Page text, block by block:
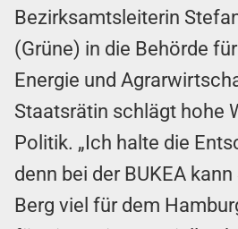
Bezirksamtsleiterin
(Grüne) in die Behörde
Energie und
Staatsrätin schlägt hohe
Politik. „Ich halte die
denn bei der BUKEA
Berg viel für dem